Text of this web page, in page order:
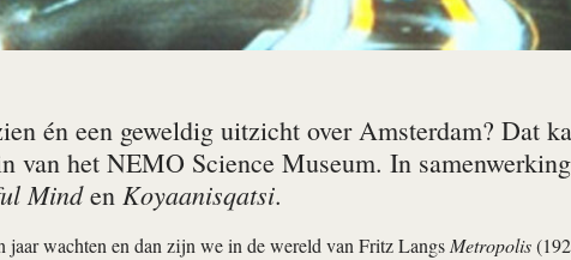
én een geweldig uitzicht over Amsterdam? Dat
van het NEMO Science Museum. In
Minden Koyaanisqatsi.
jaar wachten en dan zijn we in de wereld van Fritz Langs Metropolis